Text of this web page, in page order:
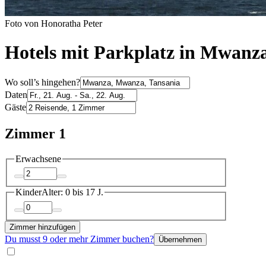
Foto von Honoratha Peter
Hotels mit Parkplatz in
Wo soll’s hingehen?
Daten
Gäste
Zimmer 1
Erwachsene
KinderAlter: 0 bis 17 J.
Zimmer hinzufügen
Du musst 9 oder mehr Zimmer buchen? Übernehmen